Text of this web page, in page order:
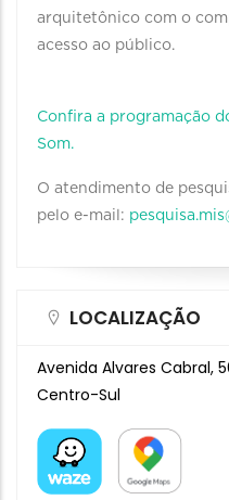
arquitetônico com o
acesso ao público.
Confira a programação
Som.
O atendimento de
pelo e-mail:
LOCALIZAÇÃO
Avenida Alvares Cabral,
Centro-Sul